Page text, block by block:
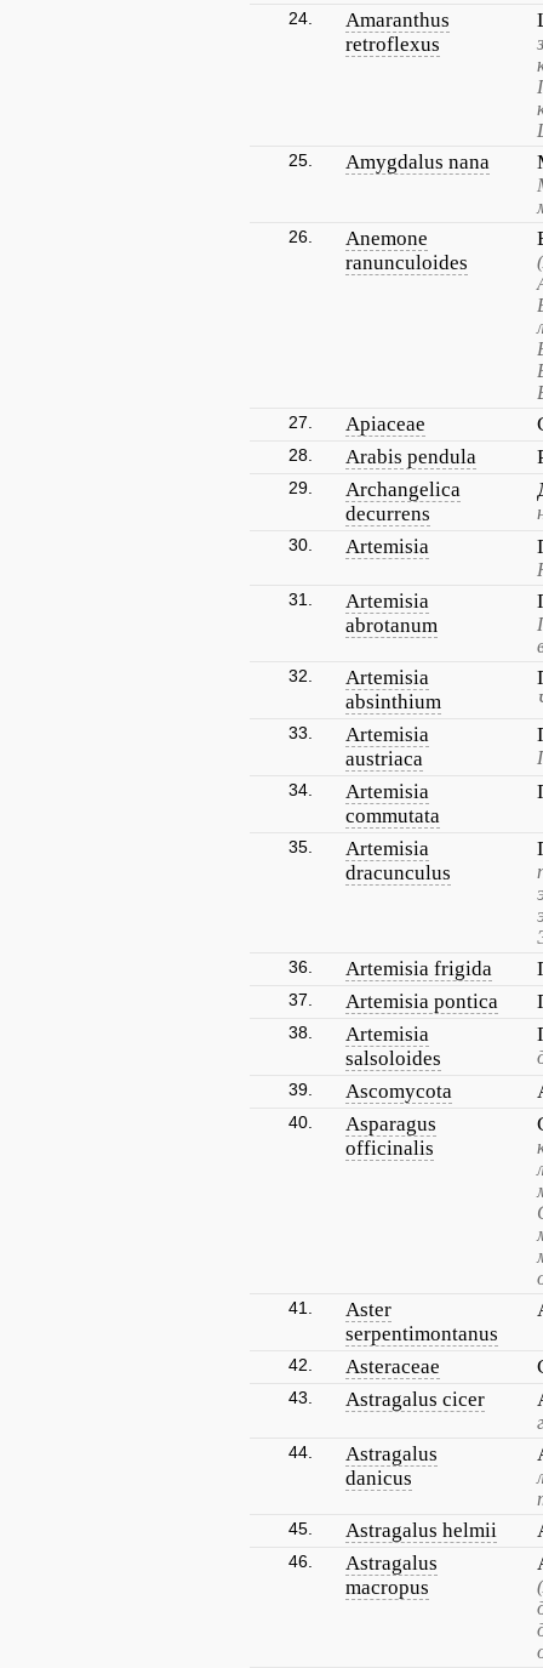
24.
Amaranthus
retroflexus
25. Amygdalus nana
26.
Anemone
ranunculoides
27. Apiaceae
28. Arabis pendula
29.
Archangelica
decurrens
30. Artemisia
31.
Artemisia
abrotanum
32.
Artemisia
absinthium
33.
Artemisia
austriaca
34.
Artemisia
commutata
35.
Artemisia
dracunculus
36. Artemisia frigida
37. Artemisia pontica
38.
Artemisia
salsoloides
39. Ascomycota
40.
Asparagus
officinalis
41.
Aster
serpentimontanus
42. Asteraceae
43. Astragalus cicer
44.
Astragalus
danicus
45. Astragalus helmii
46.
Astragalus
macropus